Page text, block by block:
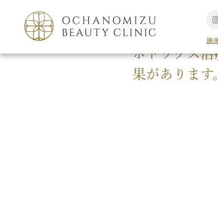
施
TOP シミ外来
ボトックス
果があります